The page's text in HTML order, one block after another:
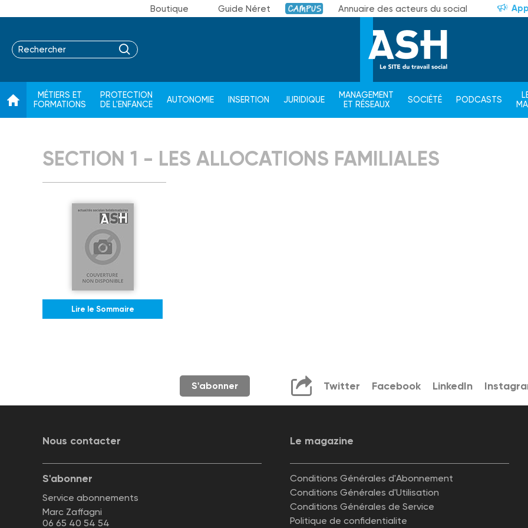
Boutique Guide Néret Campus Annuaire des acteurs du social
MÉTIERS ET
FORMATIONS
PROTECTION
DE L'ENFANCE
AUTONOMIE INSERTION JURIDIQUE
MANAGEMENT
ET RÉSEAUX
SOCIÉTÉ PODCASTS
SECTION 1 - LES ALLOCATIONS FAMILIALES
Lire le Sommaire
S'abonner Twitter Facebook LinkedIn
Nous contacter Le magazine
S'abonner
Service abonnements
Marc Zaffagni
06 65 40 54 54
Conditions Générales d'Abonnement
Conditions Générales d'Utilisation
Conditions Générales de Service
Politique de confidentialite